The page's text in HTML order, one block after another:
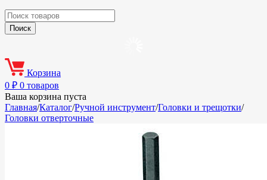
Корзина
0 ₽ 0 товаров
Ваша корзина пуста
Главная/Каталог/Ручной инструмент/Головки и трещотки/
Головки отверточные